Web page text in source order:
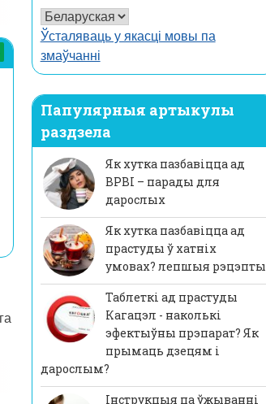
Ўсталяваць у якасці мовы па
змаўчанні
Папулярныя артыкулы
раздзела
Як хутка пазбавіцца ад
ВРВІ – парады для
дарослых
Як хутка пазбавіцца ад
прастуды ў хатніх
умовах? лепшыя рэцэпты
Таблеткі ад прастуды
Кагацэл - наколькі
эфектыўны прэпарат? Як
прымаць дзецям і
дарослым?
Інструкцыя па ўжыванні